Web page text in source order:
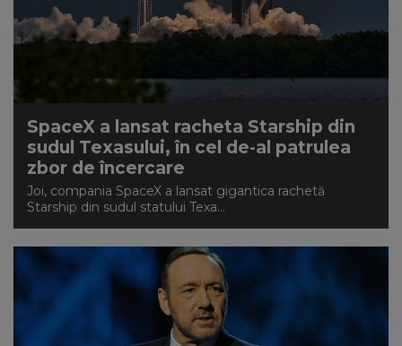
SpaceX a lansat racheta Starship din
sudul Texasului, în cel de-al patrulea
zbor de încercare
Joi, compania SpaceX a lansat gigantica rachetă
Starship din sudul statului Texa...